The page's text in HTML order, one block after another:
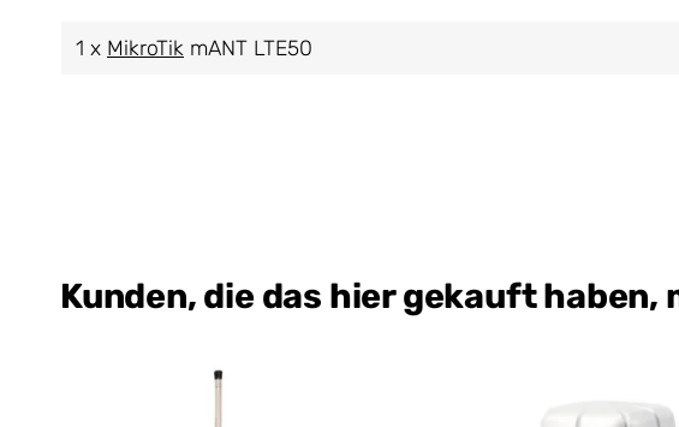
1 x MikroTik mANT LTE50
Kunden, die das hier gekauft haben,